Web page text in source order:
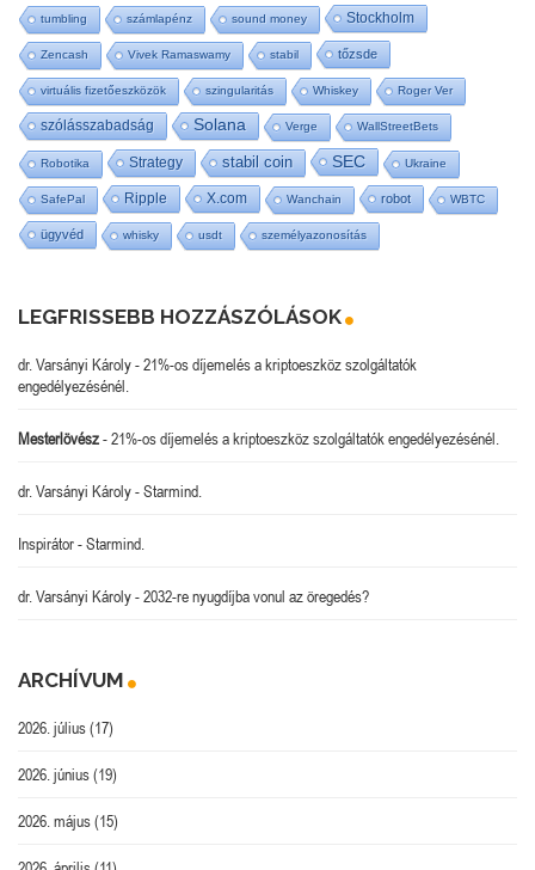
tumbling számlapénz sound money Stockholm
Zencash Vivek Ramaswamy stabil tőzsde
virtuális fizetőeszközök szingularitás Whiskey Roger Ver
szólásszabadság Solana Verge WallStreetBets
Robotika Strategy stabil coin SEC Ukraine
SafePal Ripple X.com Wanchain robot WBTC
ügyvéd whisky usdt személyazonosítás
LEGFRISSEBB HOZZÁSZÓLÁSOK
dr. Varsányi Károly-21%-os díjemelés a kriptoeszköz szolgáltatók
engedélyezésénél.
Mesterlövész-21%-os díjemelés a kriptoeszköz szolgáltatók engedélyezésénél.
dr. Varsányi Károly-Starmind.
Inspirátor-Starmind.
dr. Varsányi Károly-2032-re nyugdíjba vonul az öregedés?
ARCHÍVUM
2026. július(17)
2026. június(19)
2026. május(15)